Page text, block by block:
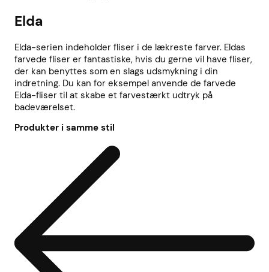
Elda
Elda-serien indeholder fliser i de lækreste farver. Eldas
farvede fliser er fantastiske, hvis du gerne vil have fliser,
der kan benyttes som en slags udsmykning i din
indretning. Du kan for eksempel anvende de farvede
Elda-fliser til at skabe et farvestærkt udtryk på
badeværelset.
Produkter i samme stil